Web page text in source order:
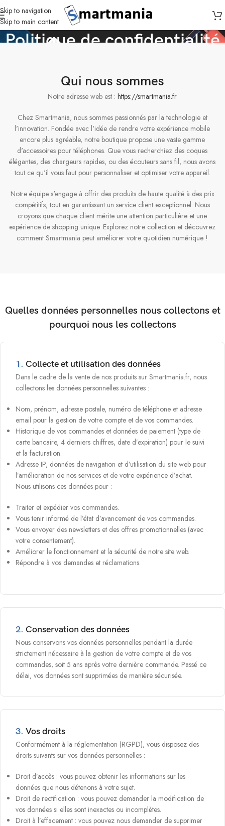
Skip to navigation
Skip to main content
Politique de confidentialité
Qui nous sommes
Notre adresse web est :https://smartmania.fr
Chez Smartmania, nous sommes passionnés par la technologie et
l'innovation. Fondée avec l'idée de rendre votre expérience mobile
encore plus agréable, notre boutique propose une vaste gamme
d'accessoires pour téléphones. Que vous recherchiez des coques
élégantes, des chargeurs rapides, ou des écouteurs sans fil, nous avons
tout ce qu'il vous faut pour personnaliser et optimiser votre appareil.
Notre équipe s'engage à offrir des produits de haute qualité à des prix
compétitifs, tout en garantissant un service client exceptionnel. Nous
croyons que chaque client mérite une attention particulière et une
expérience de shopping unique. Explorez notre collection et découvrez
comment Smartmania peut améliorer votre quotidien numérique !
Quelles données personnelles nous collectons et
pourquoi nous les collectons
1. Collecte et utilisation des données
Dans le cadre de la vente de nos produits sur Smartmania.fr, nous
collectons les données personnelles suivantes :
Nom, prénom, adresse postale, numéro de téléphone et adresse
email pour la gestion de votre compte et de vos commandes.
Historique de vos commandes et données de paiement (type de
carte bancaire, 4 derniers chiffres, date d’expiration) pour le suivi
et la facturation.
Adresse IP, données de navigation et d’utilisation du site web pour
l’amélioration de nos services et de votre expérience d’achat.
Nous utilisons ces données pour :
Traiter et expédier vos commandes.
Vous tenir informé de l’état d’avancement de vos commandes.
Vous envoyer des newsletters et des offres promotionnelles (avec
votre consentement).
Améliorer le fonctionnement et la sécurité de notre site web.
Répondre à vos demandes et réclamations.
2. Conservation des données
Nous conservons vos données personnelles pendant la durée
strictement nécessaire à la gestion de votre compte et de vos
commandes, soit 5 ans après votre dernière commande. Passé ce
délai, vos données sont supprimées de manière sécurisée.
3. Vos droits
Conformément à la réglementation (RGPD), vous disposez des
droits suivants sur vos données personnelles :
Droit d’accès : vous pouvez obtenir les informations sur les
données que nous détenons à votre sujet.
Droit de rectification : vous pouvez demander la modification de
vos données si elles sont inexactes ou incomplètes.
Droit à l’effacement : vous pouvez nous demander de supprimer